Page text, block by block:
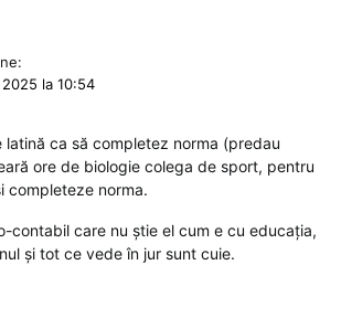
la 10:54
latină ca să completez norma (predau
ore de biologie colega de sport, pentru
completeze norma.
contabil care nu știe el cum e cu educația,
și tot ce vede în jur sunt cuie.